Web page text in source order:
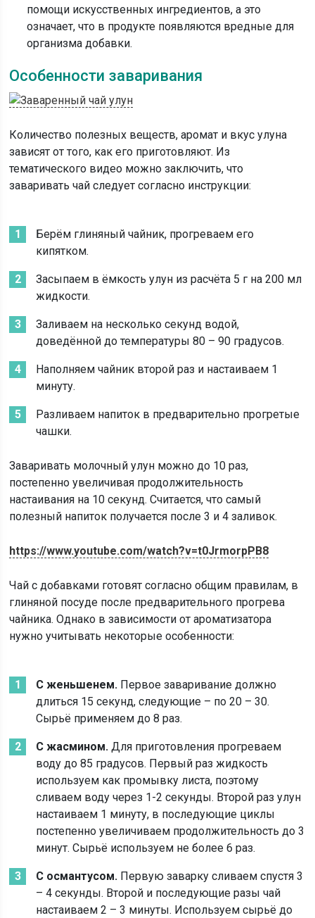
помощи искусственных ингредиентов, а это
означает, что в продукте появляются вредные для
организма добавки.
Особенности заваривания
Количество полезных веществ, аромат и вкус улуна
зависят от того, как его приготовляют. Из
тематического видео можно заключить, что
заваривать чай следует согласно инструкции:
Берём глиняный чайник, прогреваем его
кипятком.
Засыпаем в ёмкость улун из расчёта 5 г на 200 мл
жидкости.
Заливаем на несколько секунд водой,
доведённой до температуры 80 – 90 градусов.
Наполняем чайник второй раз и настаиваем 1
минуту.
Разливаем напиток в предварительно прогретые
чашки.
Заваривать молочный улун можно до 10 раз,
постепенно увеличивая продолжительность
настаивания на 10 секунд. Считается, что самый
полезный напиток получается после 3 и 4 заливок.
https://www.youtube.com/watch?v=t0JrmorpPB8
Чай с добавками готовят согласно общим правилам, в
глиняной посуде после предварительного прогрева
чайника. Однако в зависимости от ароматизатора
нужно учитывать некоторые особенности:
С женьшенем. Первое заваривание должно
длиться 15 секунд, следующие – по 20 – 30.
Сырьё применяем до 8 раз.
С жасмином.Для приготовления прогреваем
воду до 85 градусов. Первый раз жидкость
используем как промывку листа, поэтому
сливаем воду через 1-2 секунды. Второй раз улун
настаиваем 1 минуту, в последующие циклы
постепенно увеличиваем продолжительность до 3
минут. Сырьё используем не более 6 раз.
С османтусом. Первую заварку сливаем спустя 3
– 4 секунды. Второй и последующие разы чай
настаиваем 2 – 3 минуты. Используем сырьё до